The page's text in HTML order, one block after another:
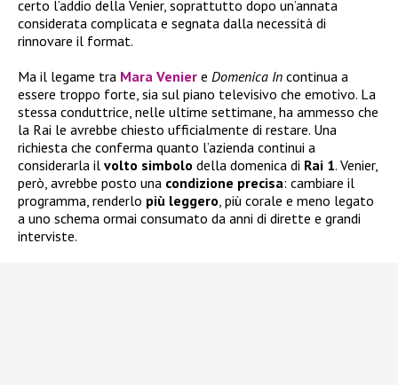
certo l’addio della Venier, soprattutto dopo un’annata
considerata complicata e segnata dalla necessità di
rinnovare il format.
Ma il legame tra Mara Venier e Domenica In continua a
essere troppo forte, sia sul piano televisivo che emotivo. La
stessa conduttrice, nelle ultime settimane, ha ammesso che
la Rai le avrebbe chiesto ufficialmente di restare. Una
richiesta che conferma quanto l’azienda continui a
considerarla il volto simbolo della domenica di Rai 1. Venier,
però, avrebbe posto una condizione precisa: cambiare il
programma, renderlo più leggero, più corale e meno legato
a uno schema ormai consumato da anni di dirette e grandi
interviste.